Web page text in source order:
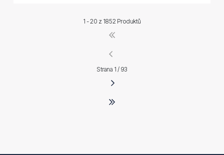
1 - 20 z 1852 Produktů
Strana 1 / 93